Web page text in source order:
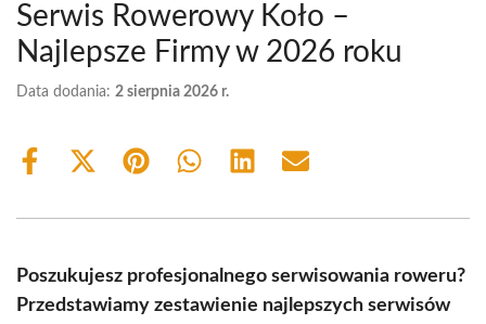
Serwis Rowerowy Koło –
Najlepsze Firmy w 2026 roku
Data dodania: 2 sierpnia 2026 r.
Share
Share
(Twitter)
Share Share Share Share
Poszukujesz profesjonalnego serwisowania roweru?
Przedstawiamy zestawienie najlepszych serwisów